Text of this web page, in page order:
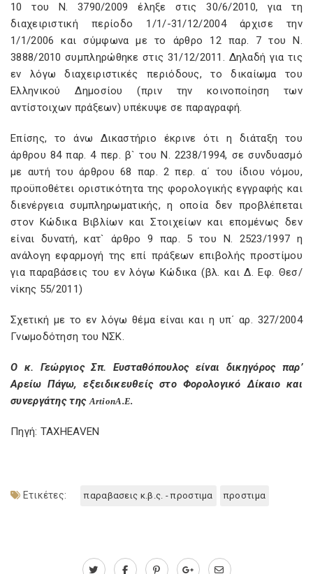
10 του Ν. 3790/2009 έληξε στις 30/6/2010, για τη
διαχειριστική περίοδο 1/1/-31/12/2004 άρχισε την
1/1/2006 και σύμφωνα με το άρθρο 12 παρ. 7 του Ν.
3888/2010 συμπληρώθηκε στις 31/12/2011. Δηλαδή για τις
εν λόγω διαχειριστικές περιόδους, το δικαίωμα του
Ελληνικού Δημοσίου (πριν την κοινοποίηση των
αντίστοιχων πράξεων) υπέκυψε σε παραγραφή.
Επίσης, το άνω Δικαστήριο έκρινε ότι η διάταξη του
άρθρου 84 παρ. 4 περ. β` του Ν. 2238/1994, σε συνδυασμό
με αυτή του άρθρου 68 παρ. 2 περ. α΄ του ίδιου νόμου,
προϋποθέτει οριστικότητα της φορολογικής εγγραφής και
διενέργεια συμπληρωματικής, η οποία δεν προβλέπεται
στον Κώδικα Βιβλίων και Στοιχείων και επομένως δεν
είναι δυνατή, κατ` άρθρο 9 παρ. 5 του Ν. 2523/1997 η
ανάλογη εφαρμογή της επί πράξεων επιβολής προστίμου
για παραβάσεις του εν λόγω Κώδικα (βλ. και Δ. Εφ. Θεσ/
νίκης 55/2011)
Σχετική με το εν λόγω θέμα είναι και η υπ΄ αρ. 327/2004
Γνωμοδότηση του ΝΣΚ.
Ο κ. Γεώργιος Σπ. Ευσταθόπουλος είναι δικηγόρος παρ’
Αρείω Πάγω, εξειδικευθείς στο Φορολογικό Δίκαιο και
συνεργάτης τηςArtionA.E.
Πηγή: TAXHEAVEN
Ετικέτες: παραβασεις κ.β.ς. - προστιμα προστιμα